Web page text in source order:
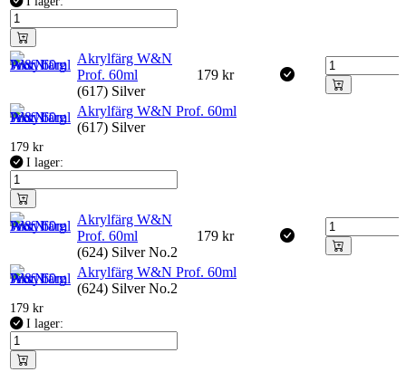
Akrylfärg W&N
Prof. 60ml
(617) Silver
179 kr
Akrylfärg W&N Prof. 60ml
(617) Silver
179 kr
I lager:
Akrylfärg W&N
Prof. 60ml
(624) Silver No.2
179 kr
Akrylfärg W&N Prof. 60ml
(624) Silver No.2
179 kr
I lager: